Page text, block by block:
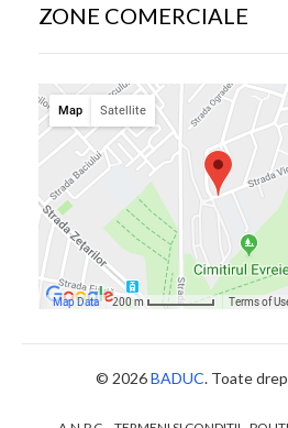
ZONE COMERCIALE
© 2026BADUC. Toate